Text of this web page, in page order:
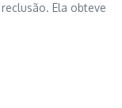
Ela obteve